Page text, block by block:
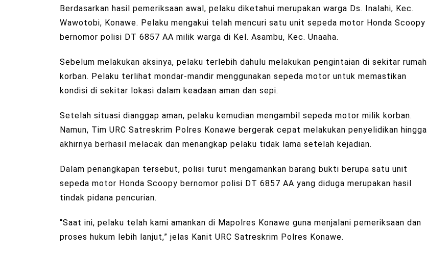
Berdasarkan hasil pemeriksaan awal, pelaku diketahui merupakan warga Ds. Inalahi, Kec.
Wawotobi, Konawe. Pelaku mengakui telah mencuri satu unit sepeda motor Honda Scoopy
bernomor polisi DT 6857 AA milik warga di Kel. Asambu, Kec. Unaaha.
Sebelum melakukan aksinya, pelaku terlebih dahulu melakukan pengintaian di sekitar rumah
korban. Pelaku terlihat mondar-mandir menggunakan sepeda motor untuk memastikan
kondisi di sekitar lokasi dalam keadaan aman dan sepi.
Setelah situasi dianggap aman, pelaku kemudian mengambil sepeda motor milik korban.
Namun, Tim URC Satreskrim Polres Konawe bergerak cepat melakukan penyelidikan hingga
akhirnya berhasil melacak dan menangkap pelaku tidak lama setelah kejadian.
Dalam penangkapan tersebut, polisi turut mengamankan barang bukti berupa satu unit
sepeda motor Honda Scoopy bernomor polisi DT 6857 AA yang diduga merupakan hasil
tindak pidana pencurian.
“Saat ini, pelaku telah kami amankan di Mapolres Konawe guna menjalani pemeriksaan dan
proses hukum lebih lanjut,” jelas Kanit URC Satreskrim Polres Konawe.